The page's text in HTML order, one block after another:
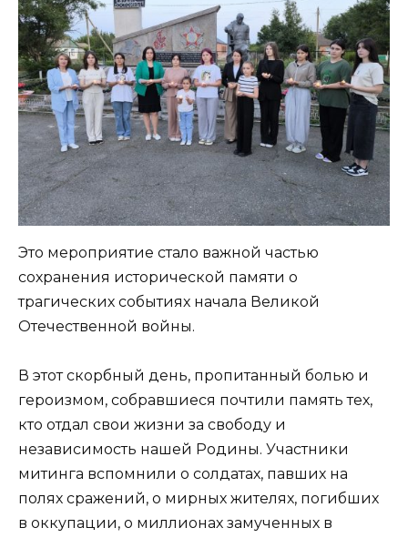
Это мероприятие стало важной частью
сохранения исторической памяти о
трагических событиях начала Великой
Отечественной войны.
В этот скорбный день, пропитанный болью и
героизмом, собравшиеся почтили память тех,
кто отдал свои жизни за свободу и
независимость нашей Родины. Участники
митинга вспомнили о солдатах, павших на
полях сражений, о мирных жителях, погибших
в оккупации, о миллионах замученных в